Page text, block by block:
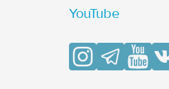
YouTube